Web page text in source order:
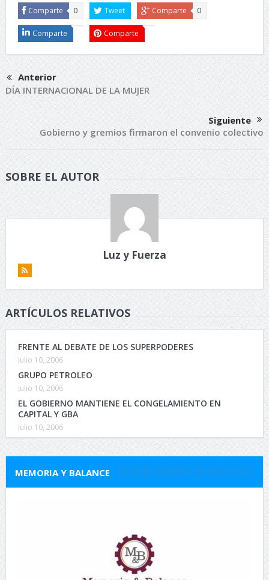
Comparte 0 Tweet Comparte 0
Comparte Comparte
Anterior
DÍA INTERNACIONAL DE LA MUJER
Siguiente
Gobierno y gremios firmaron el convenio colectivo
SOBRE EL AUTOR
Luz y Fuerza
ARTÍCULOS RELATIVOS
FRENTE AL DEBATE DE LOS SUPERPODERES
julio 10, 2006
GRUPO PETROLEO
julio 10, 2006
EL GOBIERNO MANTIENE EL CONGELAMIENTO EN
CAPITAL Y GBA
julio 10, 2006
MEMORIA Y BALANCE